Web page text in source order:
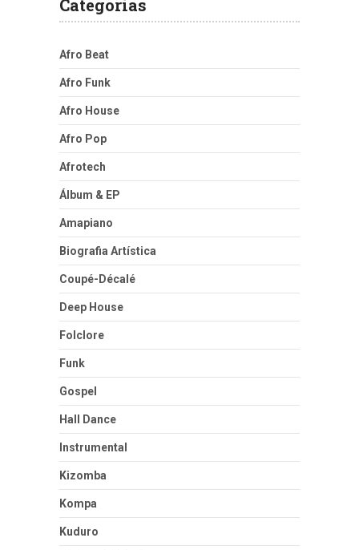
Categorias
Afro Beat
Afro Funk
Afro House
Afro Pop
Afrotech
Álbum & EP
Amapiano
Biografia Artística
Coupé-Décalé
Deep House
Folclore
Funk
Gospel
Hall Dance
Instrumental
Kizomba
Kompa
Kuduro